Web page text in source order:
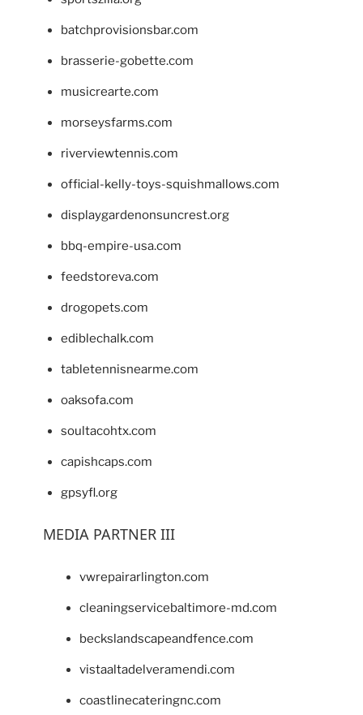
batchprovisionsbar.com
brasserie-gobette.com
musicrearte.com
morseysfarms.com
riverviewtennis.com
official-kelly-toys-squishmallows.com
displaygardenonsuncrest.org
bbq-empire-usa.com
feedstoreva.com
drogopets.com
ediblechalk.com
tabletennisnearme.com
oaksofa.com
soultacohtx.com
capishcaps.com
gpsyfl.org
MEDIA PARTNER III
vwrepairarlington.com
cleaningservicebaltimore-md.com
beckslandscapeandfence.com
vistaaltadelveramendi.com
coastlinecateringnc.com